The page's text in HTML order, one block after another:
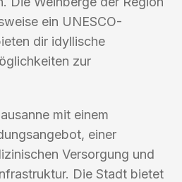
ein UNESCO-
dir idyllische
zur
mit einem
einer
Versorgung und
Die Stadt bietet